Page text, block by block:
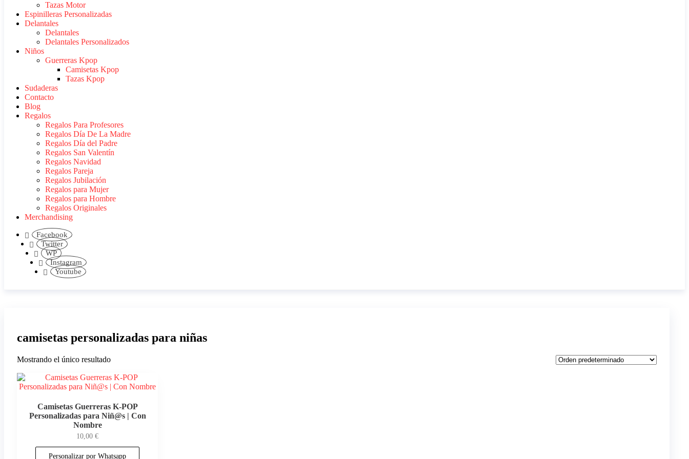
Tazas Motor
Espinilleras Personalizadas
Delantales
Delantales
Delantales Personalizados
Niños
Guerreras Kpop
Camisetas Kpop
Tazas Kpop
Sudaderas
Contacto
Blog
Regalos
Regalos Para Profesores
Regalos Día De La Madre
Regalos Día del Padre
Regalos San Valentín
Regalos Navidad
Regalos Pareja
Regalos Jubilación
Regalos para Mujer
Regalos para Hombre
Regalos Originales
Merchandising
Facebook
Twitter
WP
Instagram
Youtube
camisetas personalizadas para niñas
Mostrando el único resultado
Camisetas Guerreras K-POP
Personalizadas para Niñ@s | Con
Nombre
10,00€
Personalizar por Whatsapp